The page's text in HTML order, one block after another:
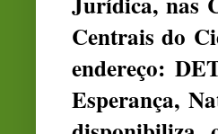
Centrais do
endereço:
Esperança,